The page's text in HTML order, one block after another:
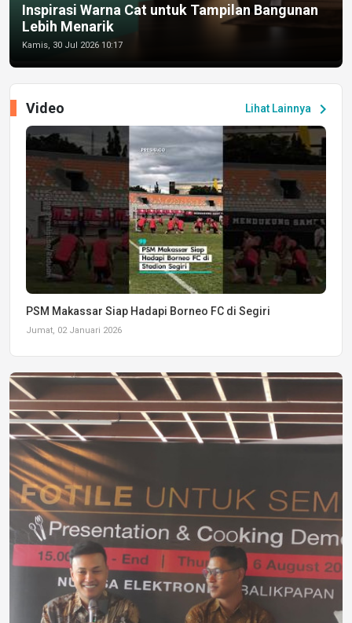
Inspirasi Warna Cat untuk Tampilan Bangunan
Lebih Menarik
Kamis, 30 Jul 2026 10:17
Lihat Lainnya chevron_right
Video
PSM Makassar Siap Hadapi Borneo FC di Segiri
Jumat, 02 Januari 2026